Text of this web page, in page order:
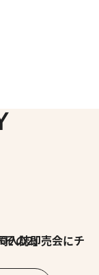
チャレンジ その2」